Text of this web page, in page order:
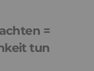
=
tun